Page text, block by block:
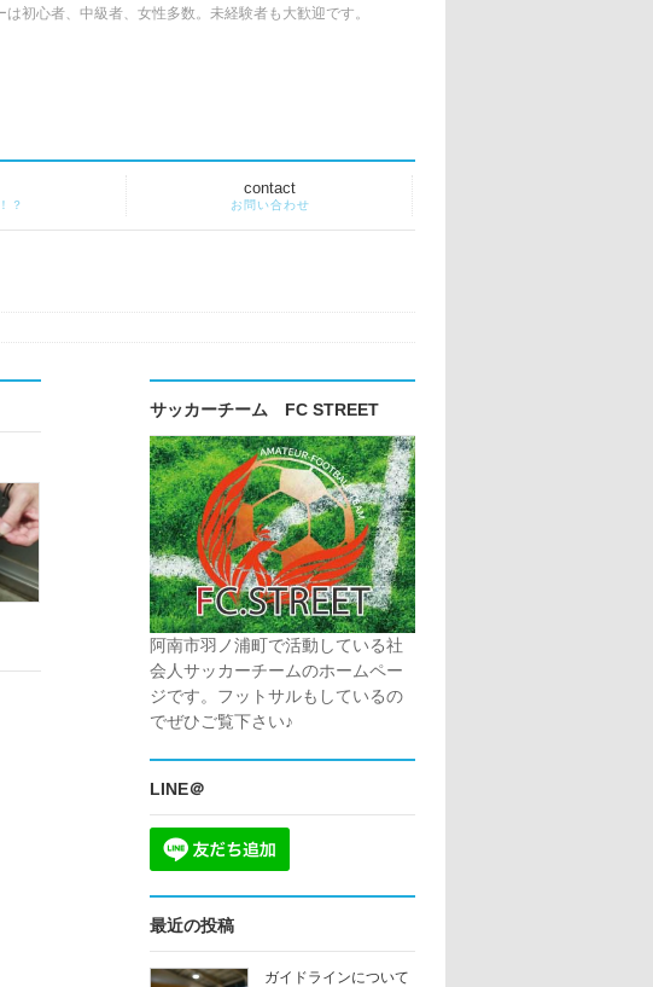
初心者、中級者、女性多数。未経験者も大歓迎です。
？
contact
お問い合わせ
サッカーチーム FC STREET
阿南市羽ノ浦町で活動している社
会人サッカーチームのホームペー
ジです。フットサルもしているの
でぜひご覧下さい♪
LINE＠
最近の投稿
ガイドラインについて